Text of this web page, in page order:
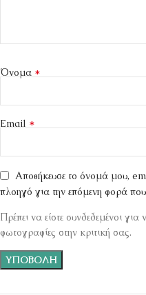
Όνομα *
Email *
Αποθήκευσε το όνομά μου,
πλοηγό για την επόμενη φορά
Πρέπει να είστε συνδεδεμένοι για
φωτογραφίες στην κριτική σας.